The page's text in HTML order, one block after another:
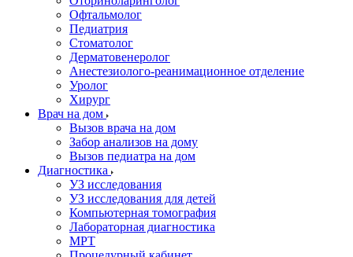
Офтальмолог
Педиатрия
Стоматолог
Дерматовенеролог
Анестезиолого-реанимационное отделение
Уролог
Хирург
Врач на дом
Вызов врача на дом
Забор анализов на дому
Вызов педиатра на дом
Диагностика
УЗ исследования
УЗ исследования для детей
Компьютерная томография
Лабораторная диагностика
МРТ